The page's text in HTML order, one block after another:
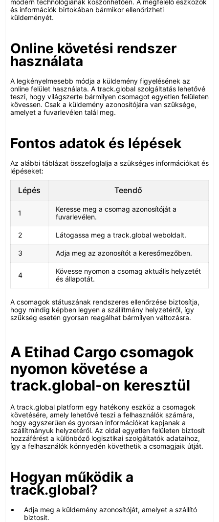
modern technológiának köszönhetően. A megfelelő eszközök
és információk birtokában bármikor ellenőrizheti
küldeményét.
Online követési rendszer
használata
A legkényelmesebb módja a küldemény figyelésének az
online felület használata. A track.global szolgáltatás lehetővé
teszi, hogy világszerte bármilyen csomagot egyetlen felületen
kövessen. Csak a küldemény azonosítójára van szüksége,
amelyet a fuvarlevélen talál meg.
Fontos adatok és lépések
Az alábbi táblázat összefoglalja a szükséges információkat és
lépéseket:
Lépés Teendő
1
Keresse meg a csomag azonosítóját a
fuvarlevélen.
2 Látogassa meg a track.global weboldalt.
3 Adja meg az azonosítót a keresőmezőben.
4
Kövesse nyomon a csomag aktuális helyzetét
és állapotát.
A csomagok státuszának rendszeres ellenőrzése biztosítja,
hogy mindig képben legyen a szállítmány helyzetéről, így
szükség esetén gyorsan reagálhat bármilyen változásra.
A Etihad Cargo csomagok
nyomon követése a
track.global-on keresztül
A track.global platform egy hatékony eszköz a csomagok
követésére, amely lehetővé teszi a felhasználók számára,
hogy egyszerűen és gyorsan információkat kapjanak a
szállítmányuk helyzetéről. Az oldal egyetlen felületen biztosít
hozzáférést a különböző logisztikai szolgáltatók adataihoz,
így a felhasználók könnyedén követhetik a csomagjaik útját.
Hogyan működik a
track.global?
Adja meg a küldemény azonosítóját, amelyet a szállító
biztosít.